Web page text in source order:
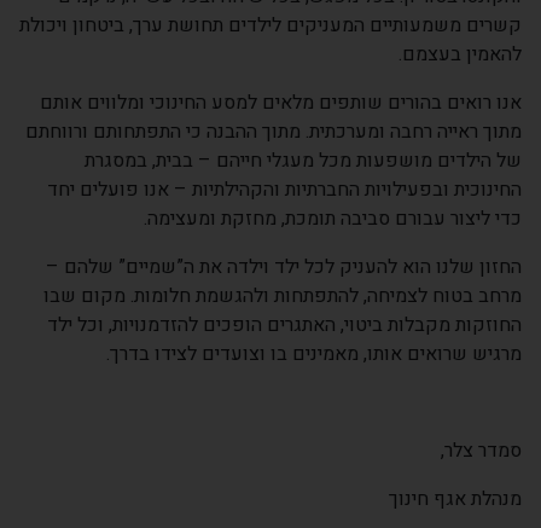
קשרים משמעותיים המעניקים לילדים תחושת ערך, ביטחון ויכולת
להאמין בעצמם.
אנו רואים בהורים שותפים מלאים למסע החינוכי ומלווים אותם
מתוך ראייה רחבה ומערכתית. מתוך ההבנה כי התפתחותם ורווחתם
של הילדים מושפעות מכל מעגלי חייהם – בבית, במסגרת
החינוכית ובפעילויות החברתיות והקהילתיות – אנו פועלים יחד
כדי ליצור עבורם סביבה תומכת, מחזקת ומעצימה.
החזון שלנו הוא להעניק לכל ילד וילדה את ה”שמיים” שלהם –
מרחב בטוח לצמיחה, להתפתחות ולהגשמת חלומות. מקום שבו
החוזקות מקבלות ביטוי, האתגרים הופכים להזדמנויות, וכל ילד
מרגיש שרואים אותו, מאמינים בו וצועדים לצידו בדרך.
סמדר צלר,
מנהלת אגף חינוך